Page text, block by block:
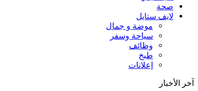
صحة
لايف ستايل
موضة و جمال
سياحة وسفر
وظائف
طبخ
إعلانات
آخر الأخبار